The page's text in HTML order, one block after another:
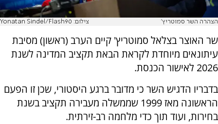
הצהרה השר סמוטריץ' צילום: Yonatan Sindel/Flash90
שר האוצר בצלאל סמוטריץ' קיים הערב (ראשון) מסיבת
עיתונאים מיוחדת לקראת הבאת תקציב המדינה לשנת
2026 לאישור הכנסת.
בדבריו הדגיש השר כי מדובר ברגע היסטורי, שכן זו הפעם
הראשונה מאז 1999 שממשלה מעבירה תקציב בשנת
בחירות, ועוד תוך כדי מלחמה רב-זירתית.